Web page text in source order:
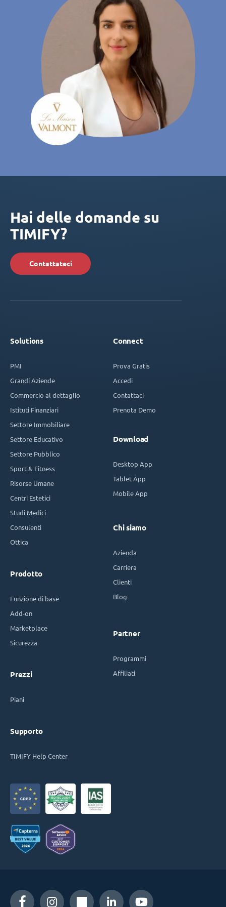
Hai delle domande su
TIMIFY?
Contattateci
Solutions
PMI
Grandi Aziende
Commercio al dettaglio
Istituti Finanziari
Settore Immobiliare
Settore Educativo
Settore Pubblico
Sport & Fitness
Risorse Umane
Centri Estetici
Studi Medici
Consulenti
Ottica
Prodotto
Funzione di base
Add-on
Marketplace
Sicurezza
Prezzi
Piani
Supporto
TIMIFY Help Center
Connect
Prova Gratis
Accedi
Contattaci
Prenota Demo
Download
Desktop App
Tablet App
Mobile App
Chi siamo
Azienda
Carriera
Clienti
Blog
Partner
Programmi
Affiliati